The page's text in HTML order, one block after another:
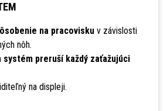
na pracoviskuv závislosti
nôh.
systém preruší každý zaťažujúci
na displeji.